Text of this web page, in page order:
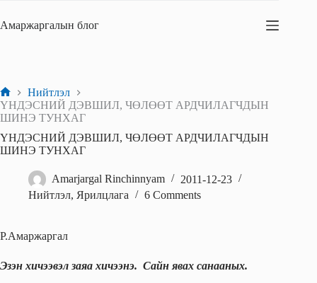
content
Амаржаргалын блог
Home
Нийтлэл
ҮНДЭСНИЙ ДЭВШИЛ, ЧӨЛӨӨТ АРДЧИЛАГЧДЫН
ШИНЭ ТУНХАГ
ҮНДЭСНИЙ ДЭВШИЛ, ЧӨЛӨӨТ АРДЧИЛАГЧДЫН
ШИНЭ ТУНХАГ
Amarjargal Rinchinnyam
2011-12-23
Нийтлэл, Ярилцлага 6 Comments
Р.Амаржаргал
Эзэн хичээвэл заяа хичээнэ. Сайн явах санааных.